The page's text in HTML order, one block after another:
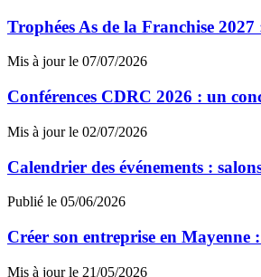
Trophées As de la Franchise
Mis à jour le 07/07/2026
Conférences CDRC 2026 : un
Mis à jour le 02/07/2026
Calendrier des événements :
Publié le 05/06/2026
Créer son entreprise en
Mis à jour le 21/05/2026